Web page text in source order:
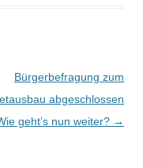
Bürgerbefragung zum
abgeschlossen
geht’s nun weiter? →